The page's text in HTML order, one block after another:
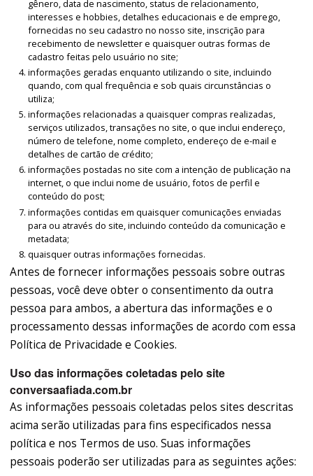
gênero, data de nascimento, status de relacionamento,
interesses e hobbies, detalhes educacionais e de emprego,
fornecidas no seu cadastro no nosso site, inscrição para
recebimento de newsletter e quaisquer outras formas de
cadastro feitas pelo usuário no site;
informações geradas enquanto utilizando o site, incluindo
quando, com qual frequência e sob quais circunstâncias o
utiliza;
informações relacionadas a quaisquer compras realizadas,
serviços utilizados, transações no site, o que inclui endereço,
número de telefone, nome completo, endereço de e-mail e
detalhes de cartão de crédito;
informações postadas no site com a intenção de publicação na
internet, o que inclui nome de usuário, fotos de perfil e
conteúdo do post;
informações contidas em quaisquer comunicações enviadas
para ou através do site, incluindo conteúdo da comunicação e
metadata;
quaisquer outras informações fornecidas.
Antes de fornecer informações pessoais sobre outras
pessoas, você deve obter o consentimento da outra
pessoa para ambos, a abertura das informações e o
processamento dessas informações de acordo com essa
Política de Privacidade e Cookies.
Uso das informações coletadas pelo site
conversaafiada.com.br
As informações pessoais coletadas pelos sites descritas
acima serão utilizadas para fins especificados nessa
política e nos Termos de uso. Suas informações
pessoais poderão ser utilizadas para as seguintes ações: